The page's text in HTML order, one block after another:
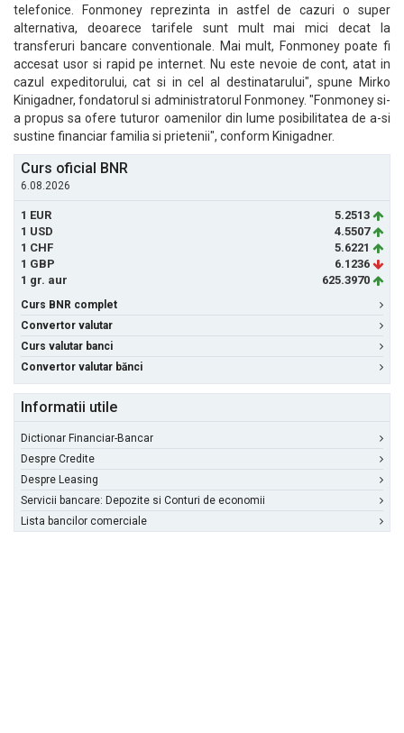
telefonice. Fonmoney reprezinta in astfel de cazuri o super
alternativa, deoarece tarifele sunt mult mai mici decat la
transferuri bancare conventionale. Mai mult, Fonmoney poate fi
accesat usor si rapid pe internet. Nu este nevoie de cont, atat in
cazul expeditorului, cat si in cel al destinatarului", spune Mirko
Kinigadner, fondatorul si administratorul Fonmoney. "Fonmoney si-
a propus sa ofere tuturor oamenilor din lume posibilitatea de a-si
sustine financiar familia si prietenii", conform Kinigadner.
Curs oficial BNR
6.08.2026
1 EUR
5.2513
1 USD
4.5507
1 CHF
5.6221
1 GBP
6.1236
1 gr. aur
625.3970
Curs BNR complet
Convertor valutar
Curs valutar banci
Convertor valutar bănci
Informatii utile
Dictionar Financiar-Bancar
Despre Credite
Despre Leasing
Servicii bancare: Depozite si Conturi de economii
Lista bancilor comerciale